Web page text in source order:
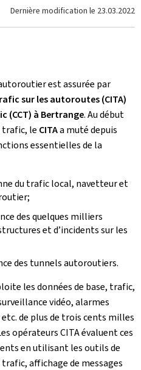
Dernière modification le 23.03.2022
est assurée par
sur les autoroutes (CITA)
(CCT) à Bertrange. Au début
trafic, le CITAa muté depuis
essentielles de la
du trafic local, navetteur et
des quelques milliers
et d’incidents sur les
des tunnels autoroutiers.
les données de base, trafic,
vidéo, alarmes
de plus de trois cents milles
opérateurs CITA évaluent ces
en utilisant les outils de
affichage de messages